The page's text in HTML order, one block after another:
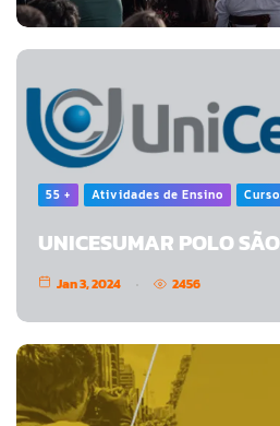
55 + Atividades de Ensino
UNICESUMAR POLO
Jan 3, 2024 2456